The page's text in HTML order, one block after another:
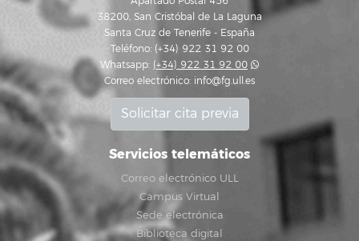
38200, San Cristóbal de La Laguna
Santa Cruz de Tenerife - España
Teléfono: (+34) 922 31 92 00
Whatsapp: (+34) 922 31 92 00
Correo electrónico: info@fg.ull.es
Solicitar cita previa
Servicios telemáticos
Correo electrónico ULL
Campus Virtual
Sede electrónica
Biblioteca digital